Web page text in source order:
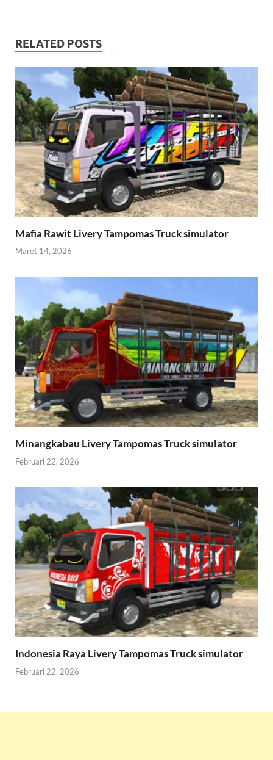
RELATED POSTS
Mafia Rawit Livery Tampomas Truck simulator
Maret 14, 2026
Minangkabau Livery Tampomas Truck simulator
Februari 22, 2026
Indonesia Raya Livery Tampomas Truck simulator
Februari 22, 2026